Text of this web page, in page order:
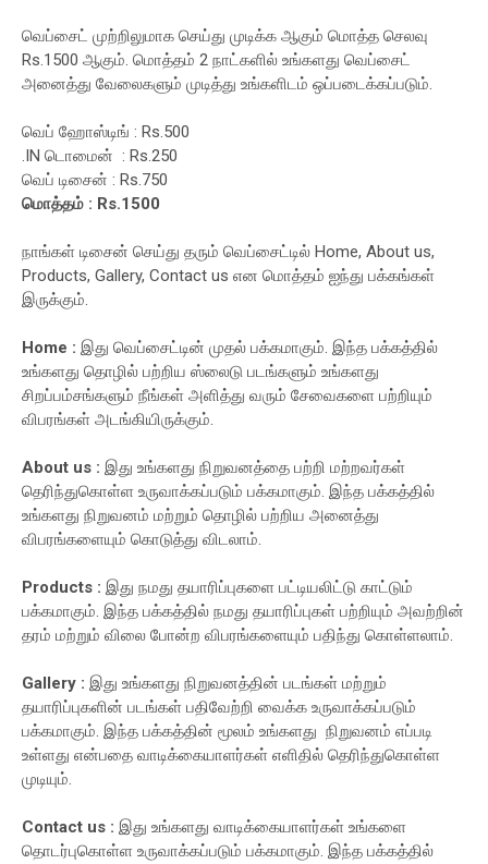
வெப்சைட் முற்றிலுமாக செய்து முடிக்க ஆகும் மொத்த செலவு
Rs.1500 ஆகும். மொத்தம் 2 நாட்களில் உங்களது வெப்சைட்
அனைத்து வேலைகளும் முடித்து உங்களிடம் ஒப்படைக்கப்படும்.
வெப் ஹோஸ்டிங் : Rs.500
.IN டொமைன் : Rs.250
வெப் டிசைன் : Rs.750
மொத்தம் : Rs.1500
நாங்கள் டிசைன் செய்து தரும் வெப்சைட்டில் Home, About us,
Products, Gallery, Contact us என மொத்தம் ஐந்து பக்கங்கள்
இருக்கும்.
Home : இது வெப்சைட்டின் முதல் பக்கமாகும். இந்த பக்கத்தில்
உங்களது தொழில் பற்றிய ஸ்லைடு படங்களும் உங்களது
சிறப்பம்சங்களும் நீங்கள் அளித்து வரும் சேவைகளை பற்றியும்
விபரங்கள் அடங்கியிருக்கும்.
About us : இது உங்களது நிறுவனத்தை பற்றி மற்றவர்கள்
தெரிந்துகொள்ள உருவாக்கப்படும் பக்கமாகும். இந்த பக்கத்தில்
உங்களது நிறுவனம் மற்றும் தொழில் பற்றிய அனைத்து
விபரங்களையும் கொடுத்து விடலாம்.
Products : இது நமது தயாரிப்புகளை பட்டியலிட்டு காட்டும்
பக்கமாகும். இந்த பக்கத்தில் நமது தயாரிப்புகள் பற்றியும் அவற்றின்
தரம் மற்றும் விலை போன்ற விபரங்களையும் பதிந்து கொள்ளலாம்.
Gallery : இது உங்களது நிறுவனத்தின் படங்கள் மற்றும்
தயாரிப்புகளின் படங்கள் பதிவேற்றி வைக்க உருவாக்கப்படும்
பக்கமாகும். இந்த பக்கத்தின் மூலம் உங்களது நிறுவனம் எப்படி
உள்ளது என்பதை வாடிக்கையாளர்கள் எளிதில் தெரிந்துகொள்ள
முடியும்.
Contact us : இது உங்களது வாடிக்கையாளர்கள் உங்களை
தொடர்புகொள்ள உருவாக்கப்படும் பக்கமாகும். இந்த பக்கத்தில்